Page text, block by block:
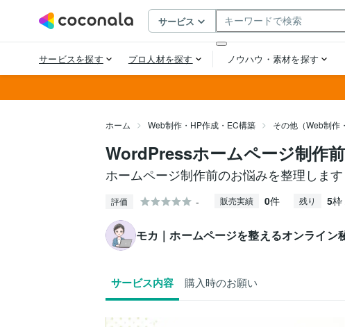
ホーム Web制作・HP作成・EC構築 その他（Web制作
WordPressホームページ制作
ホームページ制作前のお悩みを整理します
評価 - 販売実績 0件 残り 5枠
モカ｜ホームページを整えるオンライン
サービス内容 購入時のお願い